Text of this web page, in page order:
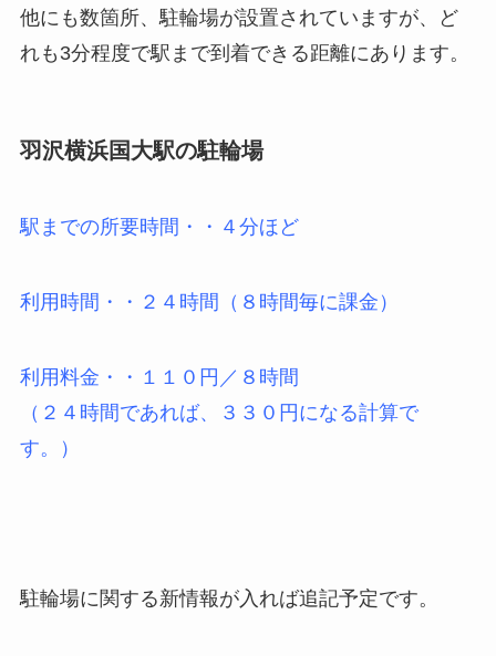
他にも数箇所、駐輪場が設置されていますが、ど
れも3分程度で駅まで到着できる距離にあります。
羽沢横浜国大駅の駐輪場
駅までの所要時間・・４分ほど
利用時間・・２４時間（８時間毎に課金）
利用料金・・１１０円／８時間
（２４時間であれば、３３０円になる計算で
す。）
駐輪場に関する新情報が入れば追記予定です。